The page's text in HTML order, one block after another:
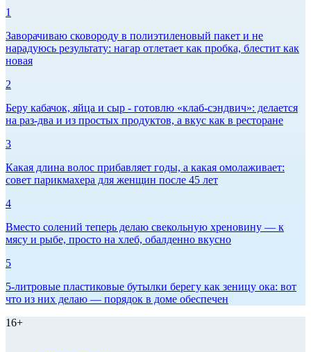
1
Заворачиваю сковороду в полиэтиленовый пакет и не
нарадуюсь результату: нагар отлетает как пробка, блестит как
новая
2
Беру кабачок, яйца и сыр - готовлю «клаб-сэндвич»: делается
на раз-два и из простых продуктов, а вкус как в ресторане
3
Какая длина волос прибавляет годы, а какая омолаживает:
совет парикмахера для женщин после 45 лет
4
Вместо солений теперь делаю свекольную хреновину — к
мясу и рыбе, просто на хлеб, обалденно вкусно
5
5-литровые пластиковые бутылки берегу как зеницу ока: вот
что из них делаю — порядок в доме обеспечен
16+